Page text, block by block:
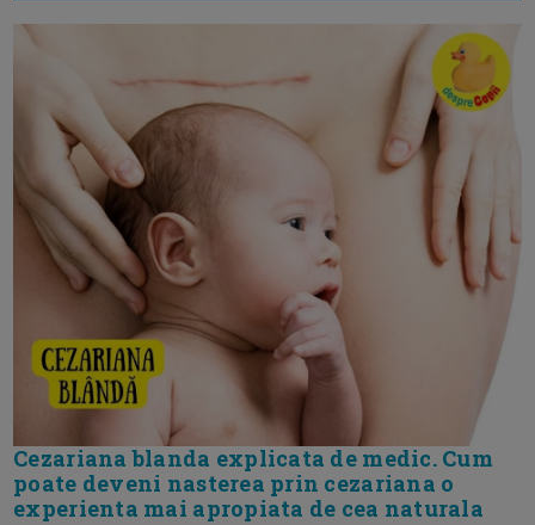
Cezariana blanda explicata de medic. Cum
poate deveni nasterea prin cezariana o
experienta mai apropiata de cea naturala